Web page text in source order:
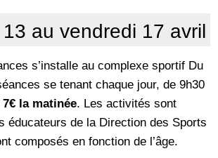
au vendredi 17 avril
s’installe au complexe sportif Du
se tenant chaque jour, de 9h30
7€ la matinée. Les activités sont
éducateurs de la Direction des Sports
composés en fonction de l’âge.